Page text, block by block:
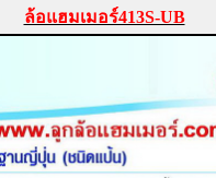
ล้อแฮมเมอร์413S-UB